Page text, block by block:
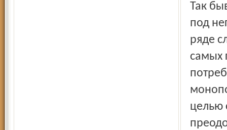
Так
под
ряде
самых
целью